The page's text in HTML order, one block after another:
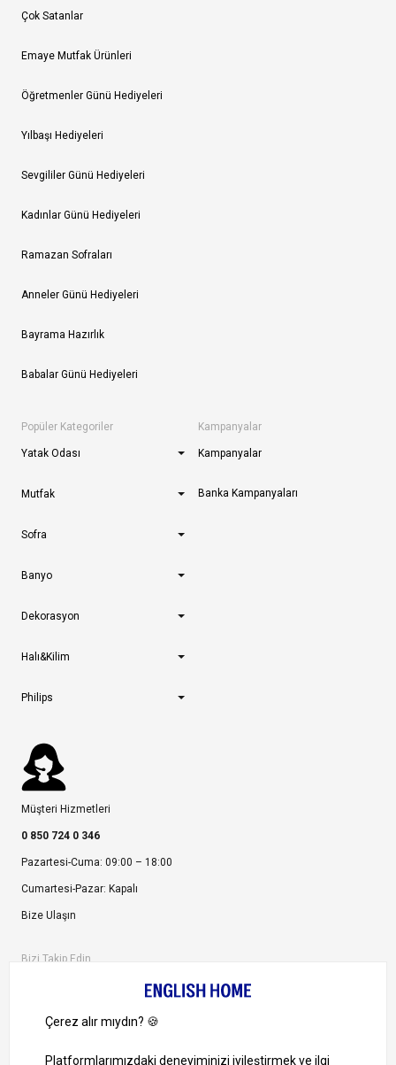
Çok Satanlar
Emaye Mutfak Ürünleri
Öğretmenler Günü Hediyeleri
Yılbaşı Hediyeleri
Sevgililer Günü Hediyeleri
Kadınlar Günü Hediyeleri
Ramazan Sofraları
Anneler Günü Hediyeleri
Bayrama Hazırlık
Babalar Günü Hediyeleri
Popüler Kategoriler
Yatak Odası
Mutfak
Sofra
Banyo
Dekorasyon
Halı&Kilim
Philips
Kampanyalar
Kampanyalar
Banka Kampanyaları
Müşteri Hizmetleri
0 850 724 0 346
Pazartesi-Cuma: 09:00 – 18:00
Cumartesi-Pazar: Kapalı
Bize Ulaşın
Bizi Takip Edin
1000 TL ve Üzeri Alışverişlerinizde Kargo Bedava!